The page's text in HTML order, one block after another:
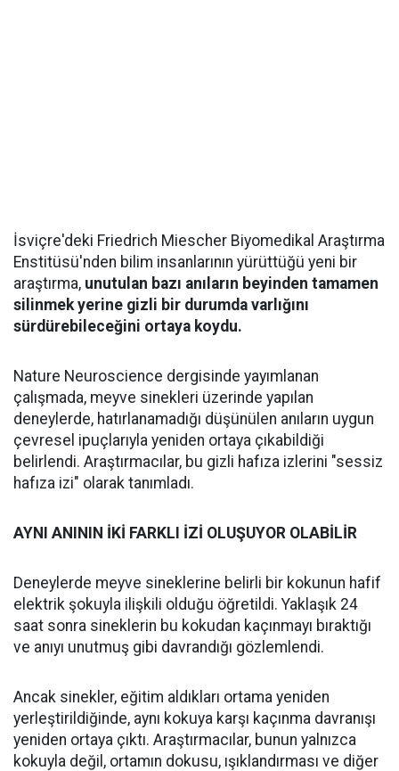
İsviçre'deki Friedrich Miescher Biyomedikal Araştırma
Enstitüsü'nden bilim insanlarının yürüttüğü yeni bir
araştırma, unutulan bazı anıların beyinden tamamen
silinmek yerine gizli bir durumda varlığını
sürdürebileceğini ortaya koydu.
Nature Neuroscience dergisinde yayımlanan
çalışmada, meyve sinekleri üzerinde yapılan
deneylerde, hatırlanamadığı düşünülen anıların uygun
çevresel ipuçlarıyla yeniden ortaya çıkabildiği
belirlendi. Araştırmacılar, bu gizli hafıza izlerini "sessiz
hafıza izi" olarak tanımladı.
AYNI ANININ İKİ FARKLI İZİ OLUŞUYOR OLABİLİR
Deneylerde meyve sineklerine belirli bir kokunun hafif
elektrik şokuyla ilişkili olduğu öğretildi. Yaklaşık 24
saat sonra sineklerin bu kokudan kaçınmayı bıraktığı
ve anıyı unutmuş gibi davrandığı gözlemlendi.
Ancak sinekler, eğitim aldıkları ortama yeniden
yerleştirildiğinde, aynı kokuya karşı kaçınma davranışı
yeniden ortaya çıktı. Araştırmacılar, bunun yalnızca
kokuyla değil, ortamın dokusu, ışıklandırması ve diğer